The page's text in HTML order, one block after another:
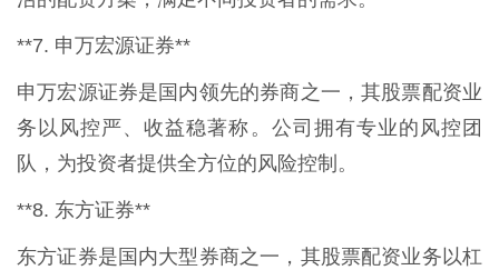
**7. 申万宏源证券**
申万宏源证券是国内领先的券商之一，其股票配资业
务以风控严、收益稳著称。公司拥有专业的风控团
队，为投资者提供全方位的风险控制。
**8. 东方证券**
东方证券是国内大型券商之一，其股票配资业务以杠